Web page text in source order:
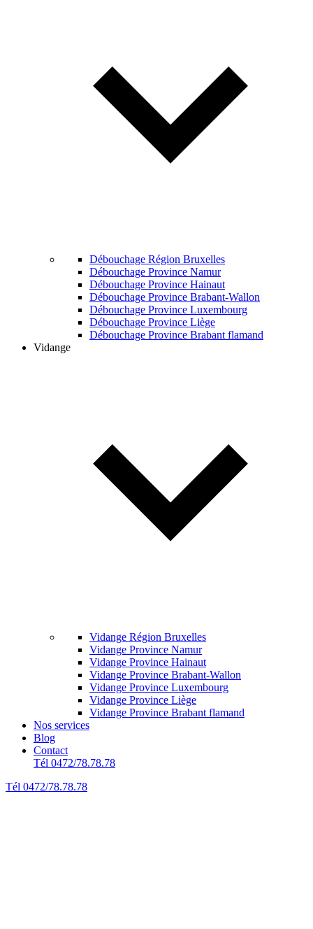
Débouchage Région Bruxelles
Débouchage Province Namur
Débouchage Province Hainaut
Débouchage Province Brabant-Wallon
Débouchage Province Luxembourg
Débouchage Province Liège
Débouchage Province Brabant flamand
Vidange
Vidange Région Bruxelles
Vidange Province Namur
Vidange Province Hainaut
Vidange Province Brabant-Wallon
Vidange Province Luxembourg
Vidange Province Liège
Vidange Province Brabant flamand
Nos services
Blog
Contact
Tél 0472/78.78.78
Tél 0472/78.78.78